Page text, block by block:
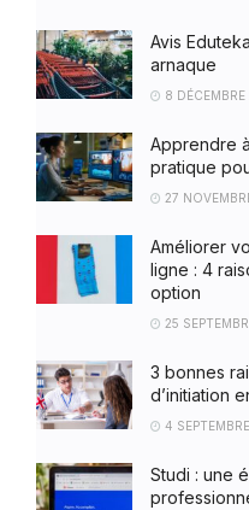
Avis
arnaque
8
Apprendre
pratique
27
Améliorer
ligne : 4
option
25
3 bonnes
d’initiation
4
Studi : une